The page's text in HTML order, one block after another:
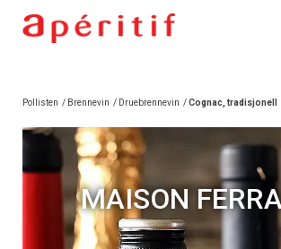
Pollisten / Brennevin / Druebrennevin /Cognac, tradisjonell
MAISON